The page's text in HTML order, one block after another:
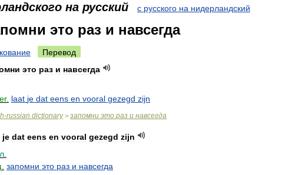
на русский с русского на нидерландский
это раз и навсегда
Перевод
это раз и навсегда
. laat je dat eens en vooral gezegd zijn
-russian dictionary> запомни это раз и навсегда
je dat eens en vooral gezegd zijn
запомни это раз и навсегда